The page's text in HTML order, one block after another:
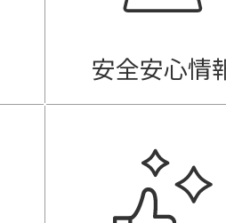
安全安心情